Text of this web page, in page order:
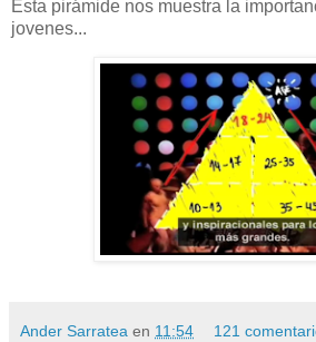
Esta pirámide nos muestra la
jovenes...
Ander Sarratea en 11:54 121